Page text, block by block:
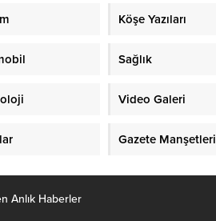
Köşe Yazıları
Sağlık
Video Galeri
Gazete Manşetleri
Anlık Haberler